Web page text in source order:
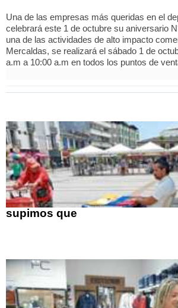
Una de las empresas más queridas en el
celebrará este 1 de octubre su aniversario
una de las actividades de alto impacto
Mercaldas, se realizará el sábado 1 de
a.m a 10:00 a.m en todos los puntos de
supimos que